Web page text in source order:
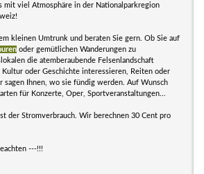
mit viel Atmosphäre in der Nationalparkregion
kleinen Umtrunk und beraten Sie gern. Ob Sie auf
oder gemütlichen Wanderungen zu
die atemberaubende Felsenlandschaft
oder Geschichte interessieren, Reiten oder
sagen Ihnen, wo sie fündig werden. Auf Wunsch
für Konzerte, Oper, Sportveranstaltungen...
der Stromverbrauch. Wir berechnen 30 Cent pro
---!!!